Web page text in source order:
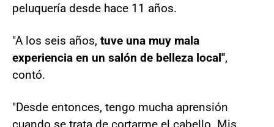
peluquería desde hace 11 años.
"A los seis años, tuve una muy mala
experiencia en un salón de belleza local",
contó.
"Desde entonces, tengo mucha aprensión
cuando se trata de cortarme el cabello. Mis